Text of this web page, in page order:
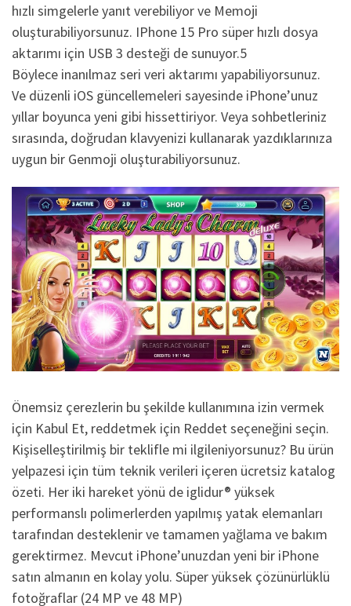
hızlı simgelerle yanıt verebiliyor ve Memoji
oluşturabiliyorsunuz. IPhone 15 Pro süper hızlı dosya
aktarımı için USB 3 desteği de sunuyor.5
Böylece inanılmaz seri veri aktarımı yapabiliyorsunuz.
Ve düzenli iOS güncellemeleri sayesinde iPhone’unuz
yıllar boyunca yeni gibi hissettiriyor. Veya sohbetleriniz
sırasında, doğrudan klavyenizi kullanarak yazdıklarınıza
uygun bir Genmoji oluşturabiliyorsunuz.
Önemsiz çerezlerin bu şekilde kullanımına izin vermek
için Kabul Et, reddetmek için Reddet seçeneğini seçin.
Kişiselleştirilmiş bir teklifle mi ilgileniyorsunuz? Bu ürün
yelpazesi için tüm teknik verileri içeren ücretsiz katalog
özeti. Her iki hareket yönü de iglidur® yüksek
performanslı polimerlerden yapılmış yatak elemanları
tarafından desteklenir ve tamamen yağlama ve bakım
gerektirmez. Mevcut iPhone’unuzdan yeni bir iPhone
satın almanın en kolay yolu. Süper yüksek çözünürlüklü
fotoğraflar (24 MP ve 48 MP)